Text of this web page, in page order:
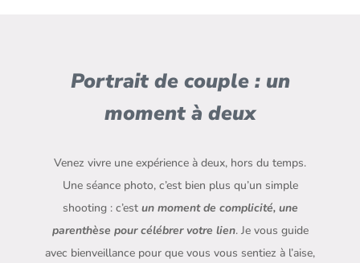
Portrait de couple : un
moment à deux
Venez vivre une expérience à deux, hors du temps.
Une séance photo, c’est bien plus qu’un simple
shooting : c’est un moment de complicité, une
parenthèse pour célébrer votre lien. Je vous guide
avec bienveillance pour que vous vous sentiez à l’aise,